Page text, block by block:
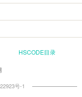
HSCODE目录
号-1